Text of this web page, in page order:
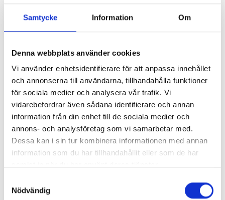
Samtycke Information Om
Denna webbplats använder cookies
Vi använder enhetsidentifierare för att anpassa innehållet
och annonserna till användarna, tillhandahålla funktioner
för sociala medier och analysera vår trafik. Vi
vidarebefordrar även sådana identifierare och annan
information från din enhet till de sociala medier och
annons- och analysföretag som vi samarbetar med.
Dessa kan i sin tur kombinera informationen med annan
information som du har tillhandahållit eller som de har
Nödvändig
Så mycket tjänar mediecheferna
Så mycket tjänar 260 mediechefer